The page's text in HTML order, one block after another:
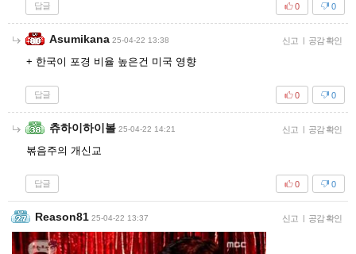
답글 0
0
Asumikana 25-04-22 13:38 신고 | 공감 확인
+ 한국이 포경 비율 높은건 미국 영향
답글 0
0
츄하이하이볼 25-04-22 14:21 신고 | 공감 확인
볶음주의 개신교
답글 0
0
Reason81 25-04-22 13:37 신고 | 공감 확인